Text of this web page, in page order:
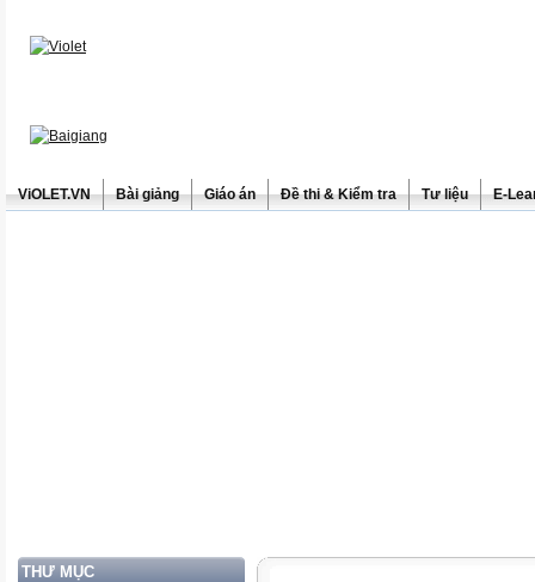
ViOLET.VN Bài giảng Giáo án Đề thi & Kiểm tra Tư liệu E-
THƯ MỤC